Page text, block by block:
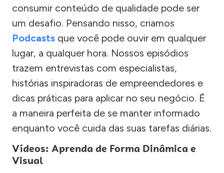
consumir conteúdo de qualidade pode ser
um desafio. Pensando nisso, criamos
Podcasts que você pode ouvir em qualquer
lugar, a qualquer hora. Nossos episódios
trazem entrevistas com especialistas,
histórias inspiradoras de empreendedores e
dicas práticas para aplicar no seu negócio. É
a maneira perfeita de se manter informado
enquanto você cuida das suas tarefas diárias.
Vídeos: Aprenda de Forma Dinâmica e
Visual